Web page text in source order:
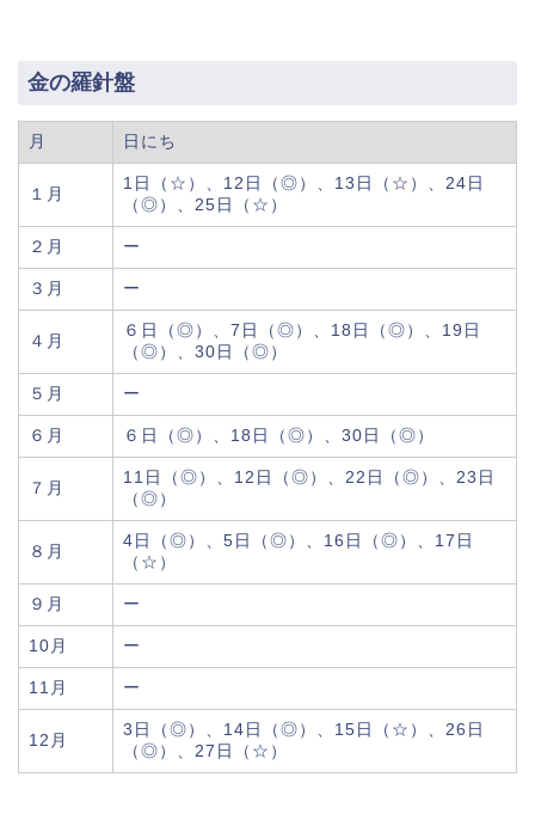
金の羅針盤
月 日にち
１月
1日（☆）、12日（◎）、13日（☆）、24日
（◎）、25日（☆）
２月 ー
３月 ー
４月
６日（◎）、7日（◎）、18日（◎）、19日
（◎）、30日（◎）
５月 ー
６月 ６日（◎）、18日（◎）、30日（◎）
７月
11日（◎）、12日（◎）、22日（◎）、23日
（◎）
８月
4日（◎）、5日（◎）、16日（◎）、17日
（☆）
９月 ー
10月 ー
11月 ー
12月
3日（◎）、14日（◎）、15日（☆）、26日
（◎）、27日（☆）